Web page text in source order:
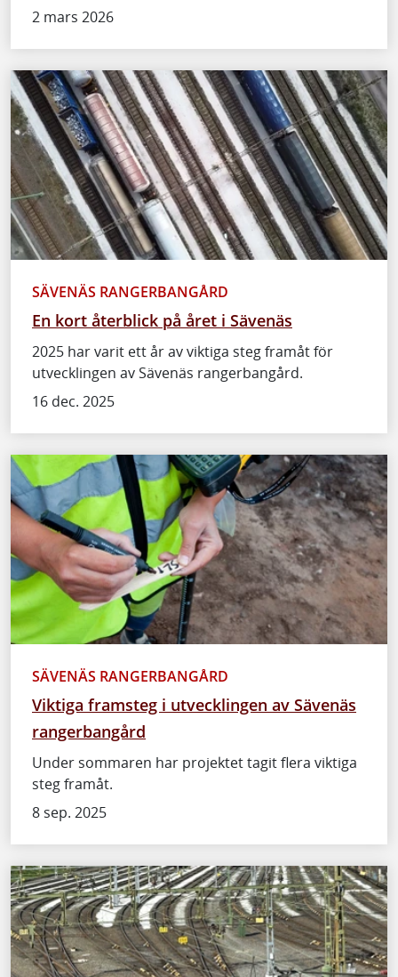
2 mars 2026
SÄVENÄS RANGERBANGÅRD
En kort återblick på året i Sävenäs
2025 har varit ett år av viktiga steg framåt för
utvecklingen av Sävenäs rangerbangård.
16 dec. 2025
SÄVENÄS RANGERBANGÅRD
Viktiga framsteg i utvecklingen av Sävenäs
rangerbangård
Under sommaren har projektet tagit flera viktiga
steg framåt.
8 sep. 2025